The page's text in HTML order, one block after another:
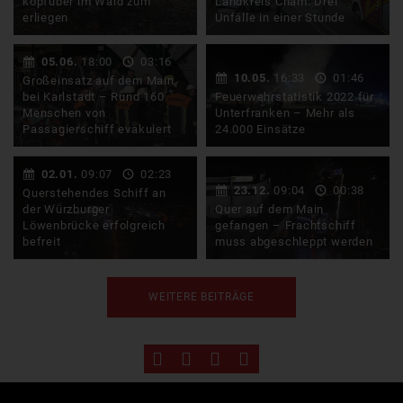
erliegen
Am Montagnachmittag hat
eine 44-Jährige
Suzukifahrerin auf der
B303 in …
Unfälle in einer Stunde
wieder die Rettungskräfte
und Feuerwehren im …
05.06. 18:00
03:16
Großeinsatz auf dem Main
bei Karlstadt – Rund 160
Menschen von
Passagierschiff evakuiert
Eine Kreuzfahrt ist für
viele Menschen eine tolle
Art Urlaub zu machen. Das
…
10.05. 16:33
01:46
Feuerwehrstatistik 2022 für
Unterfranken – Mehr als
24.000 Einsätze
Mehr als 24.000 Einsätze
waren im Jahr 2022 von
den 939 freiwilligen …
02.01. 09:07
02:23
Querstehendes Schiff an
der Würzburger
Löwenbrücke erfolgreich
befreit
der Familie sehen anders
aus: Statt Plätzchen
23.12. 09:04
00:38
Quer auf dem Main
gefangen – Frachtschiff
muss abgeschleppt werden
kam es am Freitagabend
zu spektakulären Szenen:
WEITERE BEITRÄGE